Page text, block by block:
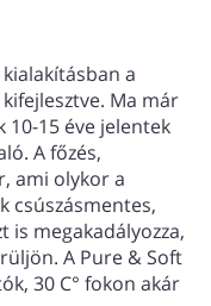
a
Ma már
15 éve jelentek
A főzés,
ami olykor a
csúszásmentes,
is megakadályozza,
A Pure & Soft
30 C° fokon akár